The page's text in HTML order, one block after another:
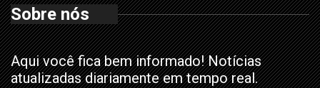
Sobre nós
Aqui você fica bem informado! Notícias
atualizadas diariamente em tempo real.